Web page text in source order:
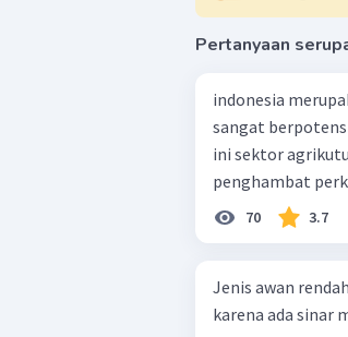
Pertanyaan
indonesia
sangat
ini sektor
penghambat
70 3.7
Jenis awan
karena ada sinar